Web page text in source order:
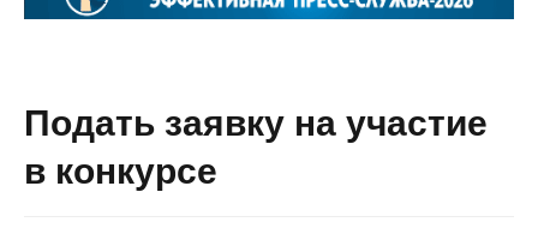
Подать заявку на участие
в конкурсе